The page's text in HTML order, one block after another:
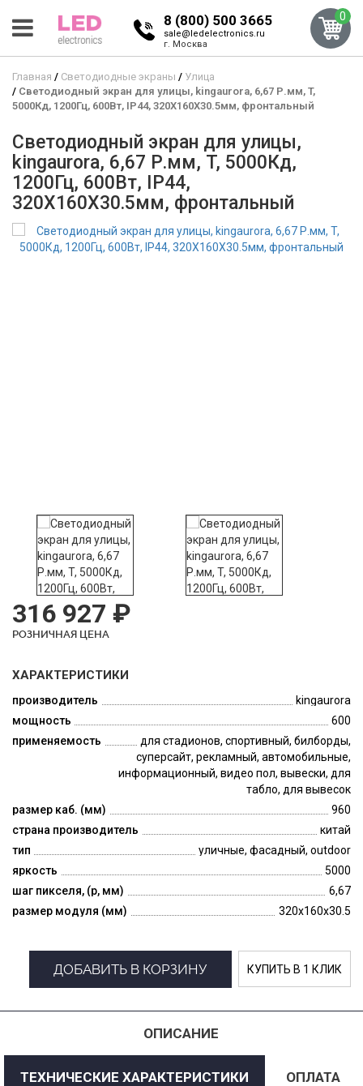
8 (800) 500 3665
sale@ledelectronics.ru
г. Москва
0
Главная Светодиодные экраны
Улица
Светодиодный экран для улицы, kingaurora, 6,67 Р.мм, T,
5000Кд, 1200Гц, 600Вт, IP44, 320X160X30.5мм, фронтальный
Светодиодный экран для улицы,
kingaurora, 6,67 Р.мм, T, 5000Кд,
1200Гц, 600Вт, IP44,
320X160X30.5мм, фронтальный
316 927 ₽
РОЗНИЧНАЯ ЦЕНА
ХАРАКТЕРИСТИКИ
производитель
kingaurora
мощность
600
применяемость
для стадионов, спортивный, билборды,
суперсайт, рекламный, автомобильные,
информационный, видео пол, вывески, для
табло, для вывесок
размер каб. (мм)
960
страна производитель
китай
тип
уличные, фасадный, outdoor
яркость
5000
шаг пикселя, (p, мм)
6,67
размер модуля (мм)
320x160x30.5
ДОБАВИТЬ В КОРЗИНУ КУПИТЬ В 1 КЛИК
ОПИСАНИЕ
ТЕХНИЧЕСКИЕ ХАРАКТЕРИСТИКИ ОПЛАТА